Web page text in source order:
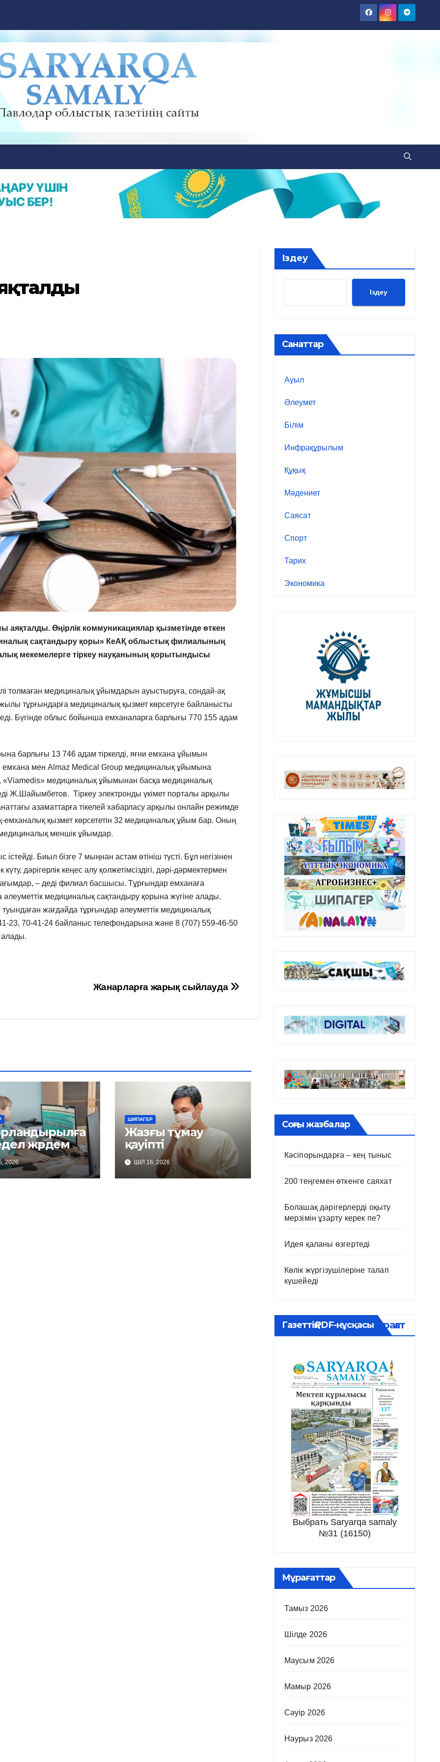
аяқталды. Өңірлік коммуникациялар қызметінде өткен
сақтандыру қоры» КеАҚ облыстық филиалының
мекемелерге тіркеу науқанының қорытындысы
толмаған медициналық ұйымдарын ауыстыруға, сондай-ақ
тұрғындарға медициналық қызмет көрсетуге байланысты
Бүгінде облыс бойынша емханаларға барлығы 770 155 адам
барлығы 13 746 адам тіркелді, яғни емхана ұйымын
мен Almaz Medical Group медициналық ұйымына
«Viamedis» медициналық ұйымынан басқа медициналық
Ж.Шайымбетов. Тіркеу электронды үкімет порталы арқылы
азаматтарға тікелей хабарласу арқылы онлайн режимде
қызмет көрсететін 32 медициналық ұйым бар. Оның
меншік ұйымдар.
Биыл бізге 7 мыңнан астам өтініш түсті. Бұл негізінен
дәрігерлік кеңес алу қолжетімсіздігі, дәрі-дәрмектермен
– деді филиал басшысы. Тұрғындар емханаға
медициналық сақтандыру қорына жүгіне алады.
жағдайда тұрғындар әлеуметтік медициналық
23, 70-41-24 байланыс телефондарына және 8 (707) 559-46-50
алады.
Жанарларға жарық сыйлауда
жәрдем
2026
ШИПАГЕР
Жазғы тұмау
қауіпті
ШІЛ 16, 2026
Іздеу
Іздеу
Санаттар
Ауыл
Әлеумет
Білім
Инфрақұрылым
Құқық
Мәдениет
Саясат
Спорт
Тарих
Экономика
Соңғы жазбалар
Кәсіпорындарға – кең тыныс
200 теңгемен өткенге саяхат
Болашақ дәрігерлерді оқыту
мерзімін ұзарту керек пе?
Идея қаланы өзгертеді
Көлік жүргізушілеріне талап
күшейеді
Газеттің PDF-нұсқасыМұрағат
Выбрать Saryarqa samaly
№31 (16150)
Мұрағаттар
Тамыз 2026
Шілде 2026
Маусым 2026
Мамыр 2026
Сәуір 2026
Наурыз 2026